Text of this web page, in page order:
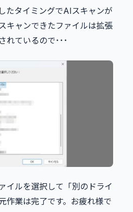
たタイミングでAIスキャンが
キャンできたファイルは拡張
れているので･･･
イルを選択して「別のドライ
作業は完了です。お疲れ様で